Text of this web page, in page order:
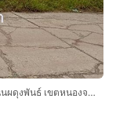
ที่ดินเปล่า 198 ตร.ว. ที่ดินเปล่า ใกล้ซอยผดุงพันธ์27 ถนนผดุงพันธ์ เขตหนองจอก กรุงเทพมหานคร